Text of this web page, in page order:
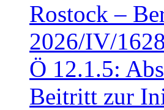
Rostock –
2026/IV/
Ö 12.1.5:
Beitritt zur